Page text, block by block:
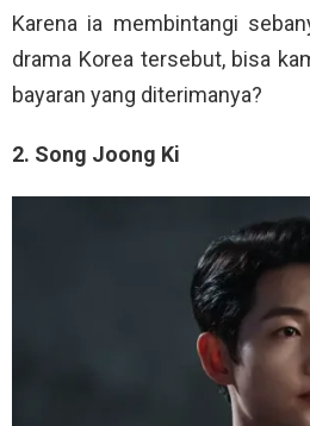
Karena ia membintangi
drama Korea tersebut, bisa
bayaran yang diterimanya?
2. Song Joong Ki